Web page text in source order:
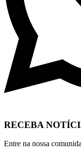
RECEBA
Entre na nossa